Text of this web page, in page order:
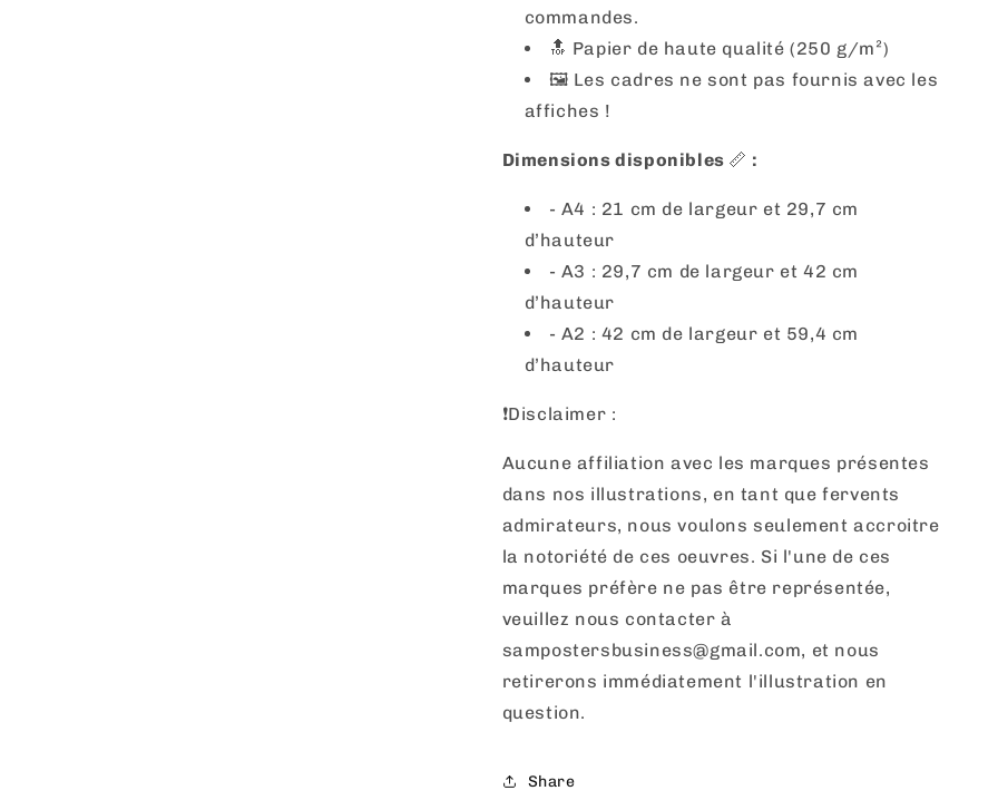
commandes.
🔝 Papier de haute qualité (250 g/m²)
🖼 Les cadres ne sont pas fournis avec les
affiches !
Dimensions disponibles 📏 :
- A4 : 21 cm de largeur et 29,7 cm
d’hauteur
- A3 : 29,7 cm de largeur et 42 cm
d’hauteur
- A2 : 42 cm de largeur et 59,4 cm
d’hauteur
❗️Disclaimer :
Aucune affiliation avec les marques présentes
dans nos illustrations, en tant que fervents
admirateurs, nous voulons seulement accroitre
la notoriété de ces oeuvres. Si l'une de ces
marques préfère ne pas être représentée,
veuillez nous contacter à
sampostersbusiness@gmail.com, et nous
retirerons immédiatement l'illustration en
question.
Share